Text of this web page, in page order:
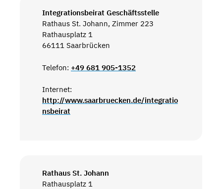
Integrationsbeirat Geschäftsstelle
Rathaus St. Johann, Zimmer 223
Rathausplatz 1
66111 Saarbrücken
Telefon: +49 681 905-1352
Internet:
http://www.saarbruecken.de/integratio
nsbeirat
Rathaus St. Johann
Rathausplatz 1